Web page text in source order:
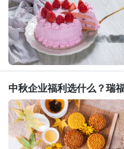
中秋企业福利选什么？瑞